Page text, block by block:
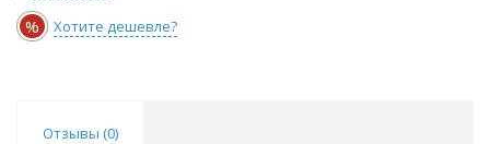
% Хотите дешевле?
Отзывы (0)